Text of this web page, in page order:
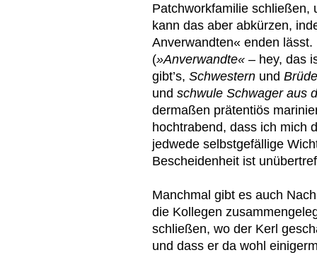
Patchworkfamilie schließen,
kann das aber abkürzen,
Anverwandten« enden lässt.
(»Anverwandte« – hey, das
gibt’s, Schwestern und
und schwule Schwager aus
dermaßen prätentiös
hochtrabend, dass ich mich
jedwede selbstgefällige
Bescheidenheit ist
Manchmal gibt es auch
die Kollegen
schließen, wo der Kerl
und dass er da wohl